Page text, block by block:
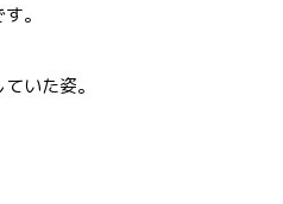
。
いた姿。